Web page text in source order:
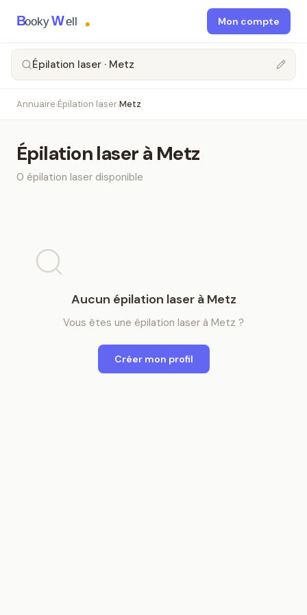
BookyWell Mon compte
Épilation laser · Metz
Annuaire›Épilation laser›Metz
Épilation laserà Metz
0 épilation laser disponible
Aucun épilation laserà Metz
Vous êtes une épilation laser à Metz ?
Créer mon profil